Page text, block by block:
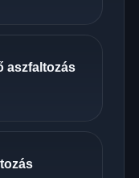
aszfaltozás